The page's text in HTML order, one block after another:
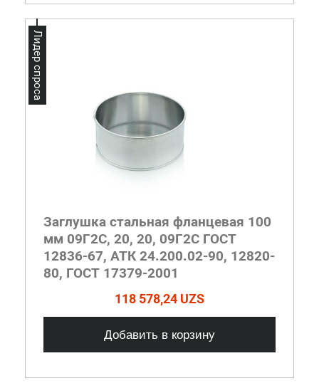
Заглушка стальная фланцевая 100
мм 09Г2С, 20, 20, 09Г2С ГОСТ
12836-67, АТК 24.200.02-90, 12820-
80, ГОСТ 17379-2001
118 578,24 UZS
Добавить в корзину
Лидер спроса